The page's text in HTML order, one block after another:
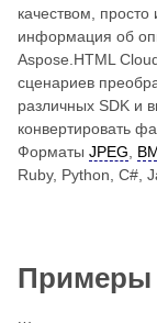
качеством,
информация об
Aspose.HTML
сценариев
различных SDK и
конвертировать
Форматы JPEG
Ruby, Python, C#,
Примеры